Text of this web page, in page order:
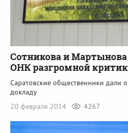
Сотникова и
ОНК разгромной
Саратовские общественники дали
докладу
20 февраля 2014
4267